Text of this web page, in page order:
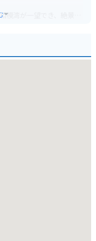
模湾が一望でき、絶景ス
料の駐車場があります。